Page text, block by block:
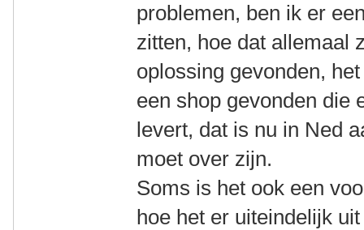
problemen, ben ik er
zitten, hoe dat allemaal
oplossing gevonden,
een shop gevonden die
levert, dat is nu in Ned
moet over zijn.
Soms is het ook een
hoe het er uiteindelijk